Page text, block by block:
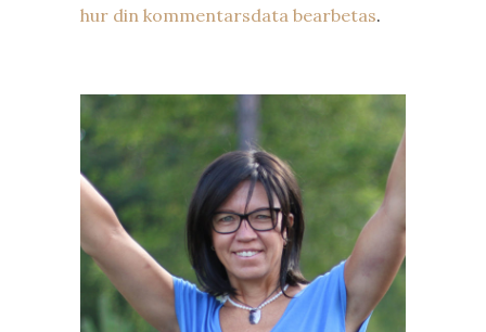
hur din kommentarsdata bearbetas.